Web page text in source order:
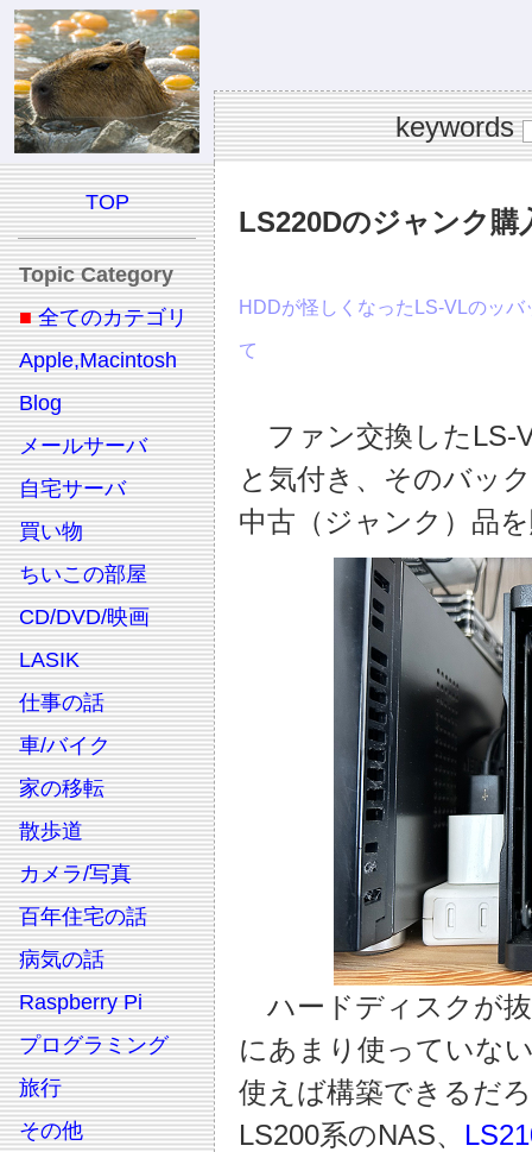
keywords
TOP
Topic Category
■ 全てのカテゴリ
Apple,Macintosh
Blog
メールサーバ
自宅サーバ
買い物
ちいこの部屋
CD/DVD/映画
LASIK
仕事の話
車/バイク
家の移転
散歩道
カメラ/写真
百年住宅の話
病気の話
Raspberry Pi
プログラミング
旅行
その他
LS220Dのジャンク購
HDDが怪しくなったLS-VLのッ
て
ファン交換したLS-
と気付き、そのバッ
中古（ジャンク）品
ハードディスクが
にあまり使っていな
使えば構築できるだ
LS200系のNAS、